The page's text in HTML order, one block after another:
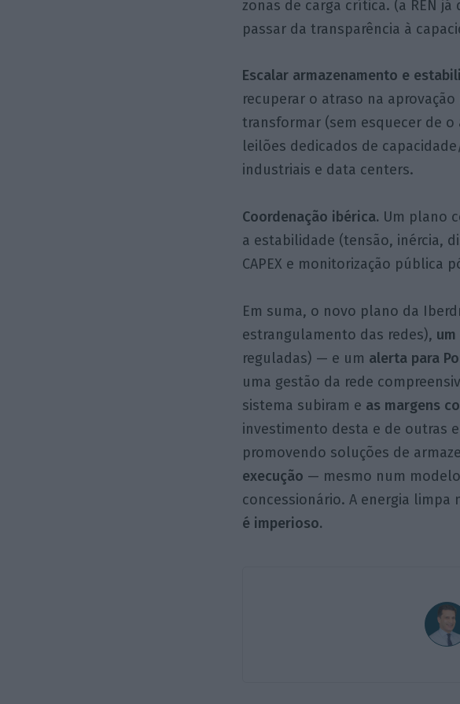
zonas de carga crítica. (a REN
passar da transparência à
Escalar armazenamento e
recuperar o atraso na
transformar (sem esquecer de
leilões dedicados de
industriais e data centers.
Coordenação ibérica. Um plano
a estabilidade (tensão, inércia,
CAPEX e monitorização pública
Em suma, o novo plano da
estrangulamento das redes),
reguladas) — e um alerta para
uma gestão da rede
sistema subiram e as margens
investimento desta e de outras
promovendo soluções de
execução — mesmo num
concessionário. A energia limpa
é imperioso.